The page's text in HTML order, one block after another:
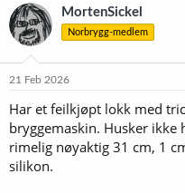
å
d
s
t
r
a
r
t
o
MortenSickel
Norbrygg-medlem
21 Feb 2026
Har et feilkjøpt lokk med
bryggemaskin. Husker
rimelig nøyaktig 31 cm, 1
silikon.